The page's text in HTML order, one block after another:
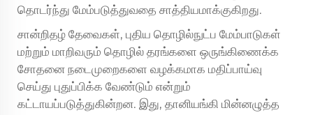
தொடர்ந்து மேம்படுத்துவதை சாத்தியமாக்குகிறது.
சான்றிதழ் தேவைகள், புதிய தொழில்நுட்ப மேம்பாடுகள்
மற்றும் மாறிவரும் தொழில் தரங்களை ஒருங்கிணைக்க
சோதனை நடைமுறைகளை வழக்கமாக மதிப்பாய்வு
செய்து புதுப்பிக்க வேண்டும் என்றும்
கட்டாயப்படுத்துகின்றன. இது, தானியங்கி மின்னழுத்த